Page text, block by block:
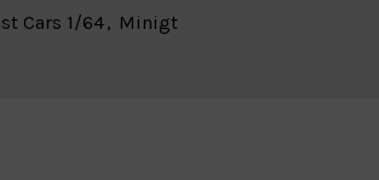
Cars 1/64, Minigt